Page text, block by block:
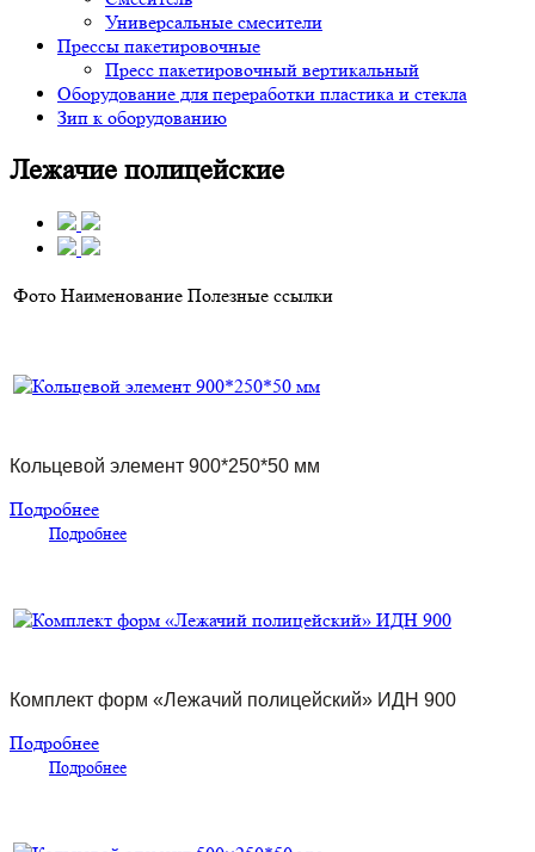
Универсальные смесители
Прессы пакетировочные
Пресс пакетировочный вертикальный
Оборудование для переработки пластика и стекла
Зип к оборудованию
Лежачие полицейские
Фото Наименование Полезные ссылки
Кольцевой элемент 900*250*50 мм
Подробнее
Подробнее
Комплект форм «Лежачий полицейский» ИДН 900
Подробнее
Подробнее